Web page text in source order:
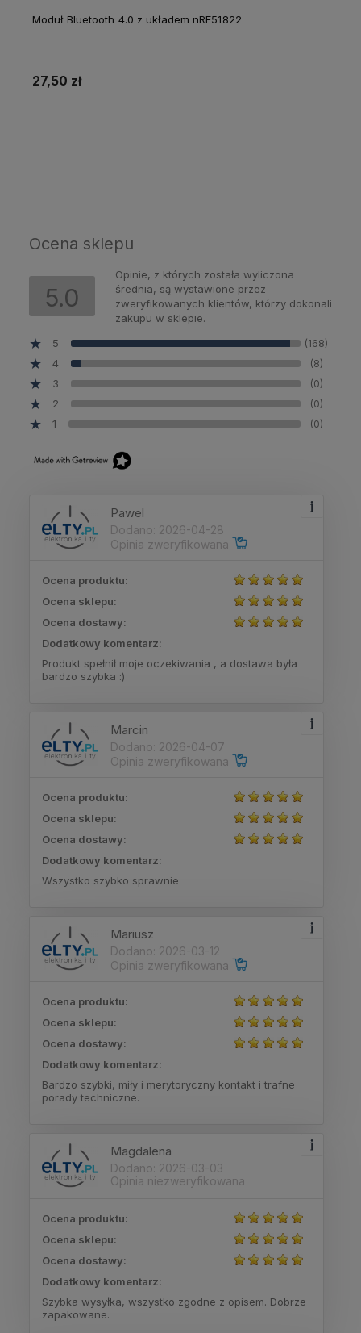
Moduł Bluetooth 4.0 z układem nRF51822
27,50 zł
Ocena sklepu
5.0
Opinie, z których została wyliczona
średnia, są wystawione przez
zweryfikowanych klientów, którzy dokonali
zakupu w sklepie.
5
(168)
4 (8)
3 (0)
2 (0)
1 (0)
Pawel
Dodano: 2026-04-28
Opinia zweryfikowana
Ocena produktu:
Ocena sklepu:
Ocena dostawy:
Dodatkowy komentarz:
Produkt spełnił moje oczekiwania , a dostawa była
bardzo szybka :)
Marcin
Dodano: 2026-04-07
Opinia zweryfikowana
Ocena produktu:
Ocena sklepu:
Ocena dostawy:
Dodatkowy komentarz:
Wszystko szybko sprawnie
Mariusz
Dodano: 2026-03-12
Opinia zweryfikowana
Ocena produktu:
Ocena sklepu:
Ocena dostawy:
Dodatkowy komentarz:
Bardzo szybki, miły i merytoryczny kontakt i trafne
porady techniczne.
Magdalena
Dodano: 2026-03-03
Opinia niezweryfikowana
Ocena produktu:
Ocena sklepu:
Ocena dostawy:
Dodatkowy komentarz:
Szybka wysyłka, wszystko zgodne z opisem. Dobrze
zapakowane.